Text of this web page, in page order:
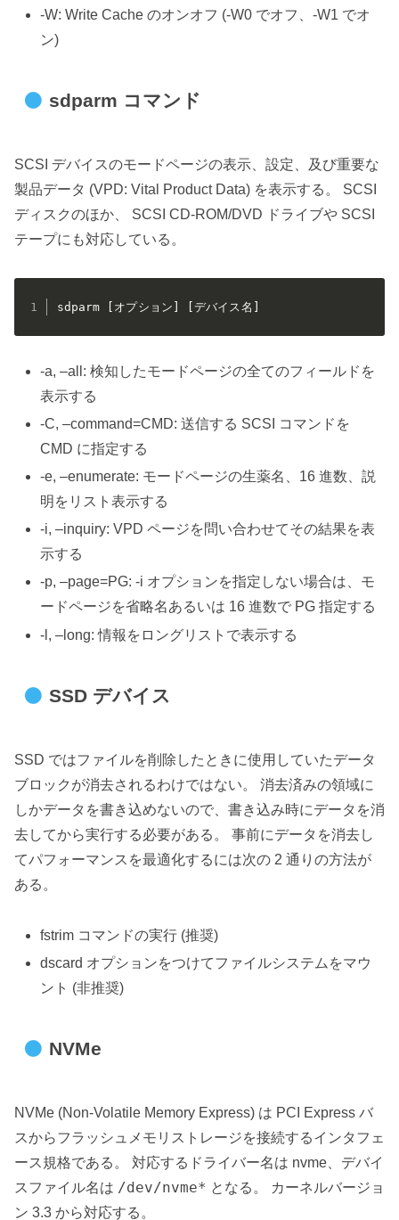
-W: Write Cache のオンオフ (-W0 でオフ、-W1 でオ
ン)
sdparm コマンド
SCSI デバイスのモードページの表示、設定、及び重要な
製品データ (VPD: Vital Product Data) を表示する。 SCSI
ディスクのほか、 SCSI CD-ROM/DVD ドライブや SCSI
テープにも対応している。
sdparm [オプション] [デバイス名]
-a, –all: 検知したモードページの全てのフィールドを
表示する
-C, –command=CMD: 送信する SCSI コマンドを
CMD に指定する
-e, –enumerate: モードページの生薬名、16 進数、説
明をリスト表示する
-i, –inquiry: VPD ページを問い合わせてその結果を表
示する
-p, –page=PG: -i オプションを指定しない場合は、モ
ードページを省略名あるいは 16 進数で PG 指定する
-l, –long: 情報をロングリストで表示する
SSD デバイス
SSD ではファイルを削除したときに使用していたデータ
ブロックが消去されるわけではない。 消去済みの領域に
しかデータを書き込めないので、書き込み時にデータを消
去してから実行する必要がある。 事前にデータを消去し
てパフォーマンスを最適化するには次の 2 通りの方法が
ある。
fstrim コマンドの実行 (推奨)
dscard オプションをつけてファイルシステムをマウ
ント (非推奨)
NVMe
NVMe (Non-Volatile Memory Express) は PCI Express バ
スからフラッシュメモリストレージを接続するインタフェ
ース規格である。 対応するドライバー名は nvme、デバイ
スファイル名は /dev/nvme* となる。 カーネルバージョ
ン 3.3 から対応する。